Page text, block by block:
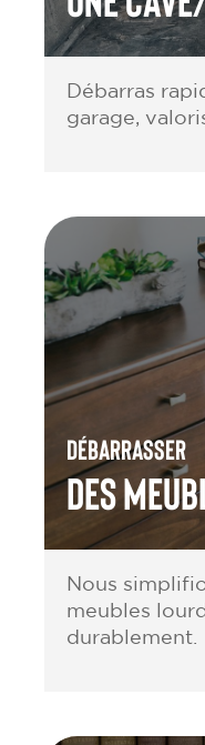
Débarras
garage,
Débarrasser
des
Nous
meubles
durablement.